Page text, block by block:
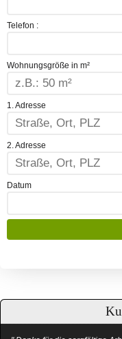
Telefon :
Wohnungsgröße in m²
1. Adresse
2. Adresse
Datum